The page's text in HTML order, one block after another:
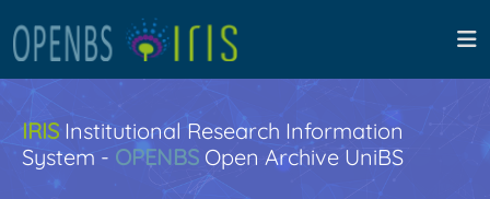
IRISInstitutional Research Information
System - OPENBS Open Archive UniBS